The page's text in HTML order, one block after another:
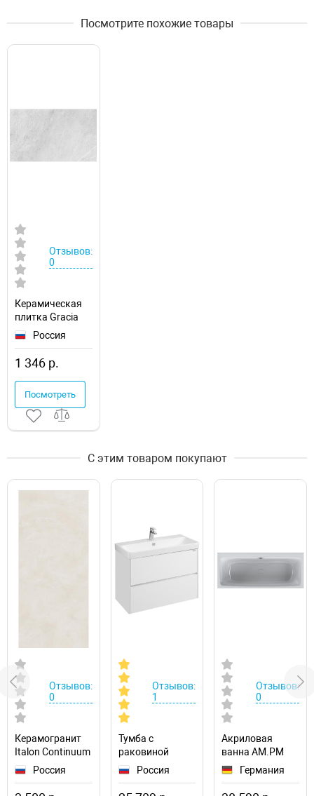
Посмотрите похожие товары
Отзывов:
0
Керамическая
плитка Gracia
Ceramica Magma
010100001399
настенная
Россия
1 346 р.
Посмотреть
С этим товаром покупают
Отзывов:
0
Керамогранит
Italon Continuum
ПоларРоссия
Отзывов:
1
Тумба с
раковиной
Aquaton Сканди
1A2519K0SD010
Россия
Отзывов:
0
Акриловая
ванна AM.PM
Func 170х70
W84A-170-070W-
A
Германия